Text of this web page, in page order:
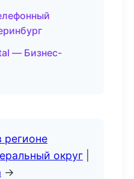
— Бизнес-
регионе
округ
→